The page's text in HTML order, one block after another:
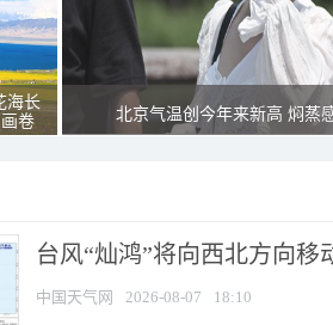
海长
卷
北京气温创今年来新高 焖蒸
台风“灿鸿”将向西北方向移
中国天气网 2026-08-07 18:10